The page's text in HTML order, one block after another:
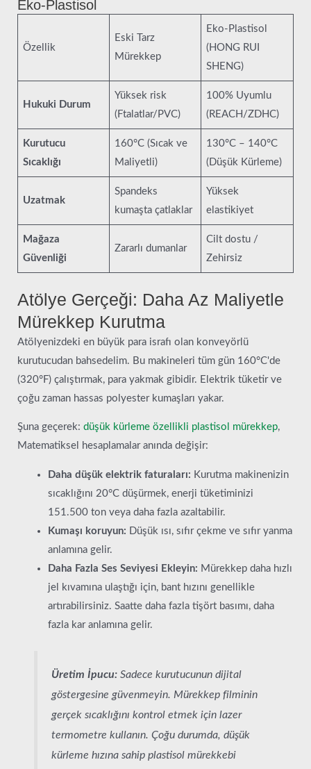
Eko-Plastisol
Özellik
Eski Tarz
Mürekkep
Eko-Plastisol
(HONG RUI
SHENG)
Hukuki Durum
Yüksek risk
(Ftalatlar/PVC)
100% Uyumlu
(REACH/ZDHC)
Kurutucu
Sıcaklığı
160°C (Sıcak ve
Maliyetli)
130°C – 140°C
(Düşük Kürleme)
Uzatmak
Spandeks
kumaşta çatlaklar
Yüksek
elastikiyet
Mağaza
Güvenliği
Zararlı dumanlar
Cilt dostu /
Zehirsiz
Atölye Gerçeği: Daha Az Maliyetle
Mürekkep Kurutma
Atölyenizdeki en büyük para israfı olan konveyörlü
kurutucudan bahsedelim. Bu makineleri tüm gün 160°C'de
(320°F) çalıştırmak, para yakmak gibidir. Elektrik tüketir ve
çoğu zaman hassas polyester kumaşları yakar.
Şuna geçerek: düşük kürleme özellikli plastisol mürekkep,
Matematiksel hesaplamalar anında değişir:
Daha düşük elektrik faturaları: Kurutma makinenizin
sıcaklığını 20°C düşürmek, enerji tüketiminizi
151.500 ton veya daha fazla azaltabilir.
Kumaşı koruyun: Düşük ısı, sıfır çekme ve sıfır yanma
anlamına gelir.
Daha Fazla Ses Seviyesi Ekleyin: Mürekkep daha hızlı
jel kıvamına ulaştığı için, bant hızını genellikle
artırabilirsiniz. Saatte daha fazla tişört basımı, daha
fazla kar anlamına gelir.
Üretim İpucu: Sadece kurutucunun dijital
göstergesine güvenmeyin. Mürekkep filminin
gerçek sıcaklığını kontrol etmek için lazer
termometre kullanın. Çoğu durumda, düşük
kürleme hızına sahip plastisol mürekkebi